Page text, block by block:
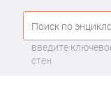
введите
стен